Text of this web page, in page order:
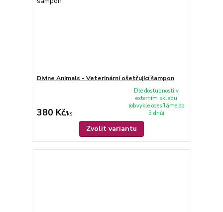
Divine Animals - Veterinární ošetřující šampon
380 Kč/ks
Dle dostupnosti v
externím skladu
(obvykle odesíláme do
3 dnů)
Zvolit variantu